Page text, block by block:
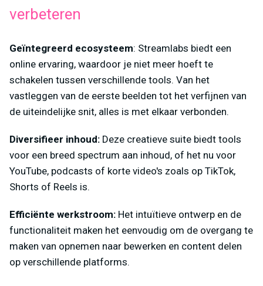
verbeteren
Geïntegreerd ecosysteem: Streamlabs biedt een
online ervaring, waardoor je niet meer hoeft te
schakelen tussen verschillende tools. Van het
vastleggen van de eerste beelden tot het verfijnen van
de uiteindelijke snit, alles is met elkaar verbonden.
Diversifieer inhoud: Deze creatieve suite biedt tools
voor een breed spectrum aan inhoud, of het nu voor
YouTube, podcasts of korte video's zoals op TikTok,
Shorts of Reels is.
Efficiënte werkstroom: Het intuïtieve ontwerp en de
functionaliteit maken het eenvoudig om de overgang te
maken van opnemen naar bewerken en content delen
op verschillende platforms.